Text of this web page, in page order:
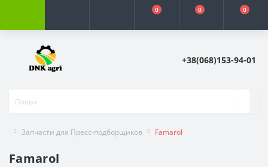
0 0 0
+38(068)153-94-01
Запчасти для Пресс-подборщиков Famarol
Famarol